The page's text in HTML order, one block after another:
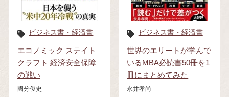
ビジネス書・経済書
エコノミック ステイト
クラフト 経済安全保障
の戦い
國分俊史
ビジネス書・経済書
世界のエリートが学んで
いるMBA必読書50冊を1
冊にまとめてみた
永井孝尚